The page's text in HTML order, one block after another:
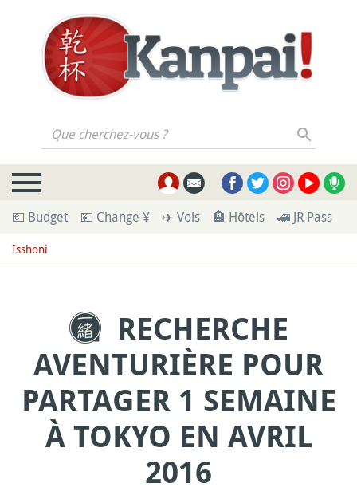
Que cherchez-vous ?
💶 Budget 💴 Change ¥ ✈️ Vols 🏨 Hôtels 🚄 JR Pass
Isshoni
RECHERCHE
AVENTURIÈRE POUR
PARTAGER 1 SEMAINE
À TOKYO EN AVRIL
2016